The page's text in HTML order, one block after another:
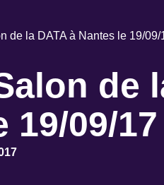
de la DATA à Nantes le 19/09/
de
19/09/17